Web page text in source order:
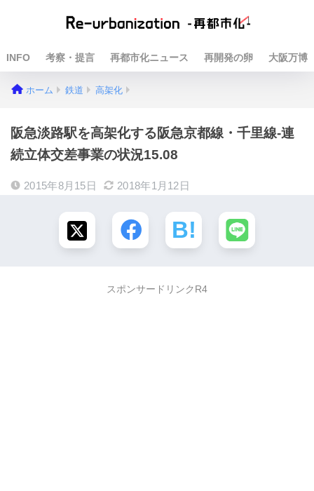
INFO 考察・提言 再都市化ニュース 再開発の卵 大阪万博
ホーム 鉄道 高架化
阪急淡路駅を高架化する阪急京都線・千里線-連
続立体交差事業の状況15.08
2015年8月15日 2018年1月12日
スポンサードリンクR4